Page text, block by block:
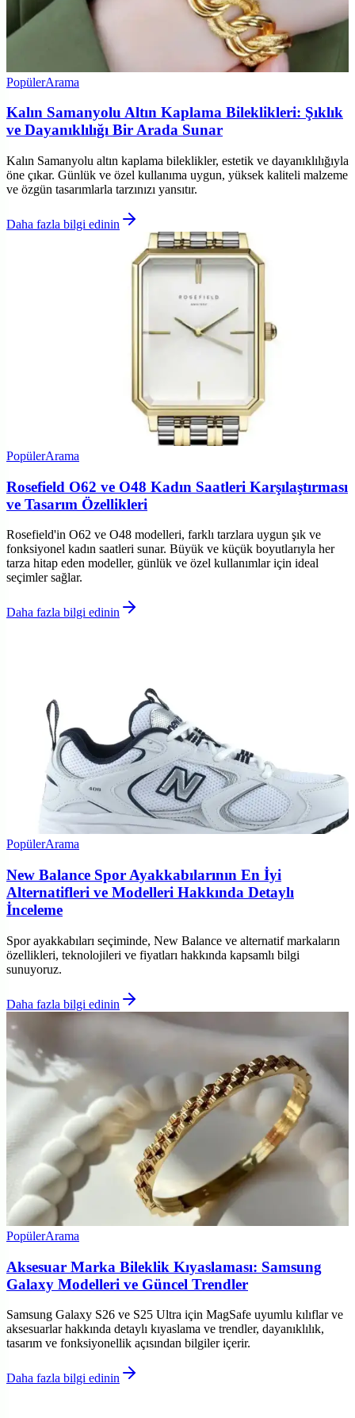
PopülerArama
Kalın Samanyolu Altın Kaplama Bileklikleri: Şıklık
ve Dayanıklılığı Bir Arada Sunar
Kalın Samanyolu altın kaplama bileklikler, estetik ve dayanıklılığıyla
öne çıkar. Günlük ve özel kullanıma uygun, yüksek kaliteli malzeme
ve özgün tasarımlarla tarzınızı yansıtır.
Daha fazla bilgi edinin
PopülerArama
Rosefield O62 ve O48 Kadın Saatleri Karşılaştırması
ve Tasarım Özellikleri
Rosefield'in O62 ve O48 modelleri, farklı tarzlara uygun şık ve
fonksiyonel kadın saatleri sunar. Büyük ve küçük boyutlarıyla her
tarza hitap eden modeller, günlük ve özel kullanımlar için ideal
seçimler sağlar.
Daha fazla bilgi edinin
PopülerArama
New Balance Spor Ayakkabılarının En İyi
Alternatifleri ve Modelleri Hakkında Detaylı
İnceleme
Spor ayakkabıları seçiminde, New Balance ve alternatif markaların
özellikleri, teknolojileri ve fiyatları hakkında kapsamlı bilgi
sunuyoruz.
Daha fazla bilgi edinin
PopülerArama
Aksesuar Marka Bileklik Kıyaslaması: Samsung
Galaxy Modelleri ve Güncel Trendler
Samsung Galaxy S26 ve S25 Ultra için MagSafe uyumlu kılıflar ve
aksesuarlar hakkında detaylı kıyaslama ve trendler, dayanıklılık,
tasarım ve fonksiyonellik açısından bilgiler içerir.
Daha fazla bilgi edinin